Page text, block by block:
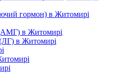
гормон) в Житомирі
в Житомирі
в Житомирі